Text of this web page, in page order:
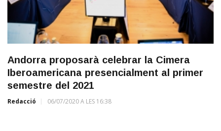
Andorra proposarà celebrar la Cimera
Iberoamericana presencialment al primer
semestre del 2021
Redacció 06/07/2020 A LES 16:38